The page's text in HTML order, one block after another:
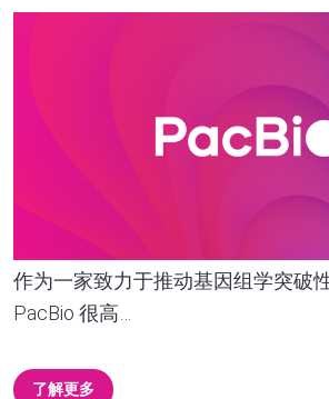
作为一家致力于推动基因组学突破
PacBio 很高…
了解更多